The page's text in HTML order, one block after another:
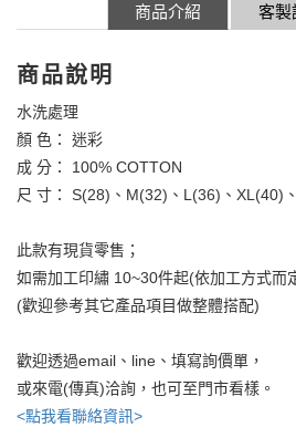
客製
商品介紹
商品說明
水洗處理
顏 色： 迷彩
成 分： 100% COTTON
尺 寸： S(28)、M(32)、L(36)、XL(40)
此款有現貨零售；
如需加工印繡 10~30件起(依加工方式而
(歡迎參考其它產品項目做整體搭配)
歡迎透過email、line、填寫詢價單，
或來電(傳真)洽詢，也可至門市看樣。
<點我看聯絡資訊>